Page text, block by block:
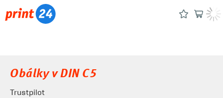
Obálky v DIN C5
Trustpilot